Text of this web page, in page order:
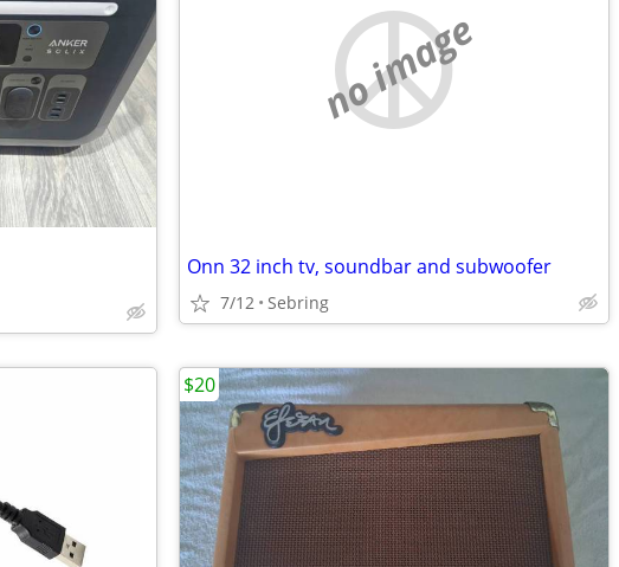
no image
Onn 32 inch tv, soundbar and subwoofer
7/12 Sebring
$20